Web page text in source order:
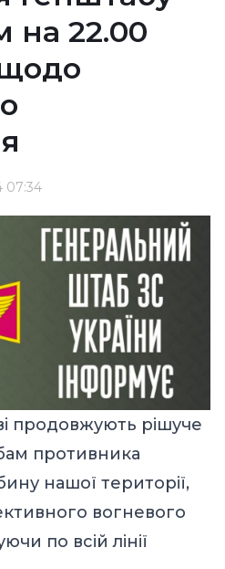
на 22.00
07:34
продовжують рішуче
противника
нашої території,
вогневого
по всій лінії